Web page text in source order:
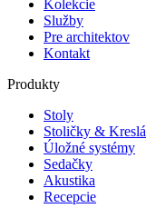
Kolekcie
Služby
Pre architektov
Kontakt
Produkty
Stoly
Stoličky & Kreslá
Úložné systémy
Sedačky
Akustika
Recepcie